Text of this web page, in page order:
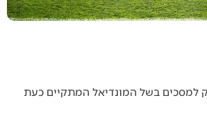
למסכים בשל המונדיאל המתקיים כעת